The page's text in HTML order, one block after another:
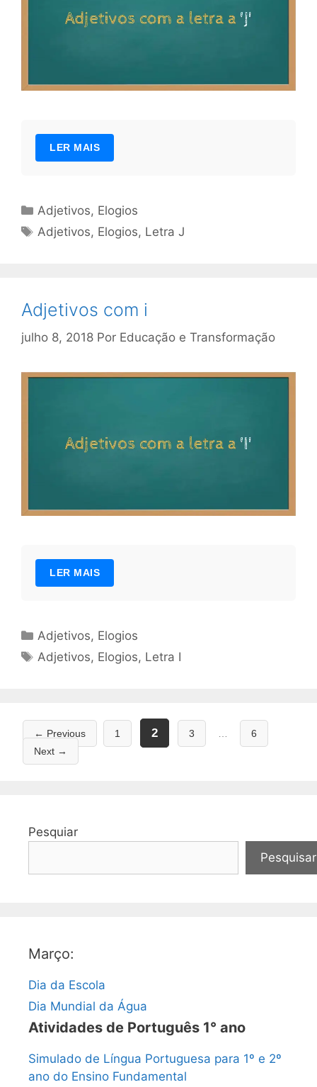
LER MAIS
Categorias
Adjetivos, Elogios
Tags
Adjetivos, Elogios, Letra J
Adjetivos com i
julho 8, 2018 Por Educação e Transformação
LER MAIS
Categorias
Adjetivos, Elogios
Tags
Adjetivos, Elogios, Letra I
← Previous Page
1 Page
2 Page
3 … Page
6
Next →
Pesquiar
Pesquisar
Março:
Dia da Escola
Dia Mundial da Água
Atividades de Português 1° ano
Simulado de Língua Portuguesa para 1º e 2º
ano do Ensino Fundamental